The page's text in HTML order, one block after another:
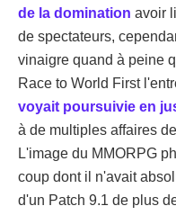
de la domination avoir
de spectateurs,
vinaigre quand à peine
Race to World First
voyait poursuivie en
à de multiples affaires
L'image du MMORPG
coup dont il n'avait
d'un Patch 9.1 de plus